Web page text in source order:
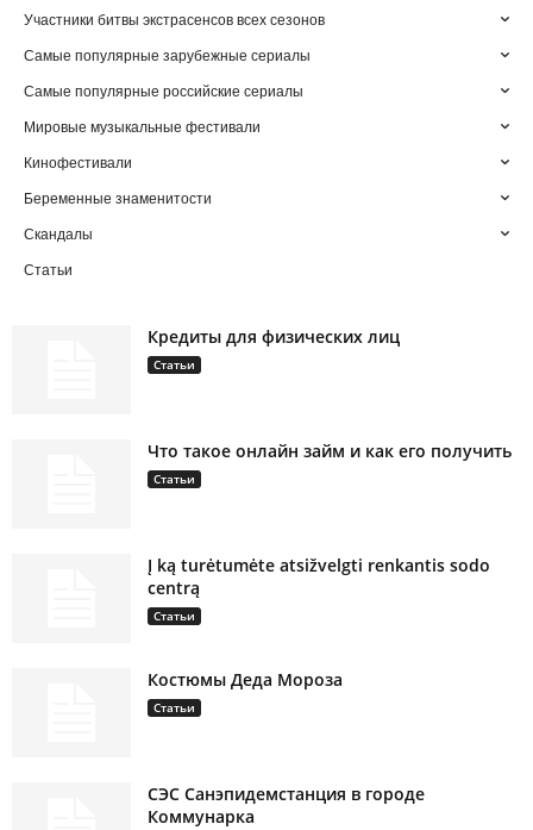
Участники битвы экстрасенсов всех сезонов
Самые популярные зарубежные сериалы
Самые популярные российские сериалы
Мировые музыкальные фестивали
Кинофестивали
Беременные знаменитости
Скандалы
Статьи
Кредиты для физических лиц
Статьи
Что такое онлайн займ и как его получить
Статьи
Į ką turėtumėte atsižvelgti renkantis sodo
centrą
Статьи
Костюмы Деда Мороза
Статьи
СЭС Санэпидемстанция в городе
Коммунарка